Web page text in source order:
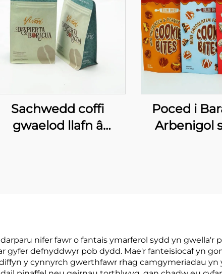
Sachwedd coffi
gwaelod llafn â
Poced i
Arbenigol
nifer fawr o fantais ymarferol sydd yn
gyfer defnyddwyr pob dydd. Mae'r fanteisiocaf yn
y cynnyrch gwerthfawr rhag camgymeriadau yn